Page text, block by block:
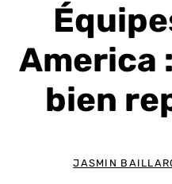
America
bien
JASMIN